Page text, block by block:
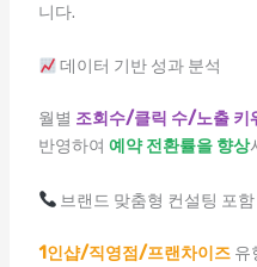
니다.
데이터 기반 성과 분석
월별 조회수/클릭 수/노출 키
반영하여 예약 전환률을 향상
브랜드 맞춤형 컨설팅 포함
1인샵/직영점/프랜차이즈유